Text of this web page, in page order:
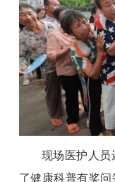
现场医护人员
了健康科普有奖问